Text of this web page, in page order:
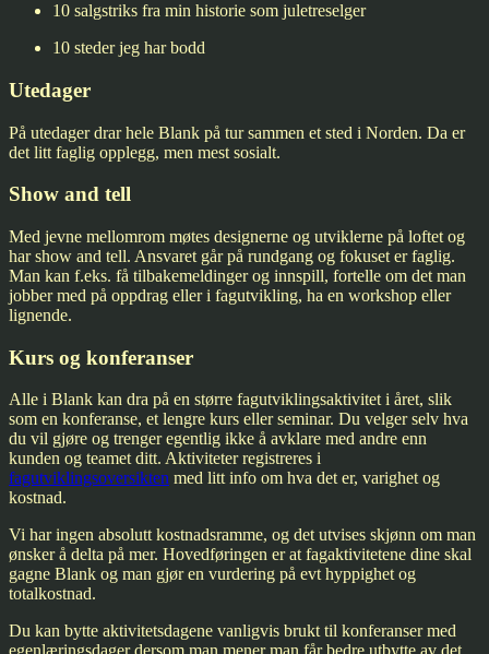
10 salgstriks fra min historie som juletreselger
10 steder jeg har bodd
Utedager
På utedager drar hele Blank på tur sammen et sted i Norden. Da er
det litt faglig opplegg, men mest sosialt.
Show and tell
Med jevne mellomrom møtes designerne og utviklerne på loftet og
har show and tell. Ansvaret går på rundgang og fokuset er faglig.
Man kan f.eks. få tilbakemeldinger og innspill, fortelle om det man
jobber med på oppdrag eller i fagutvikling, ha en workshop eller
lignende.
Kurs og konferanser
Alle i Blank kan dra på en større fagutviklingsaktivitet i året, slik
som en konferanse, et lengre kurs eller seminar. Du velger selv hva
du vil gjøre og trenger egentlig ikke å avklare med andre enn
kunden og teamet ditt. Aktiviteter registreres i
fagutviklingsoversikten med litt info om hva det er, varighet og
kostnad.
Vi har ingen absolutt kostnadsramme, og det utvises skjønn om man
ønsker å delta på mer. Hovedføringen er at fagaktivitetene dine skal
gagne Blank og man gjør en vurdering på evt hyppighet og
totalkostnad.
Du kan bytte aktivitetsdagene vanligvis brukt til konferanser med